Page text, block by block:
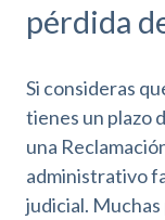
pérdida
Si consideras
tienes un plazo
una
administrativo
judicial. Muchas